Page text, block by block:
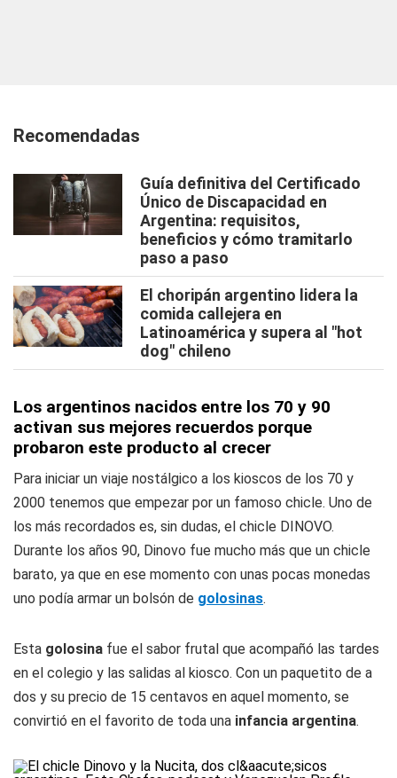
Recomendadas
Guía definitiva del Certificado
Único de Discapacidad en
Argentina: requisitos,
beneficios y cómo tramitarlo
paso a paso
El choripán argentino lidera la
comida callejera en
Latinoamérica y supera al "hot
dog" chileno
Los argentinos nacidos entre los 70 y 90
activan sus mejores recuerdos porque
probaron este producto al crecer
Para iniciar un viaje nostálgico a los kioscos de los 70 y
2000 tenemos que empezar por un famoso chicle. Uno de
los más recordados es, sin dudas, el chicle DINOVO.
Durante los años 90, Dinovo fue mucho más que un chicle
barato, ya que en ese momento con unas pocas monedas
uno podía armar un bolsón de golosinas.
Esta golosina fue el sabor frutal que acompañó las tardes
en el colegio y las salidas al kiosco. Con un paquetito de a
dos y su precio de 15 centavos en aquel momento, se
convirtió en el favorito de toda una infancia argentina.